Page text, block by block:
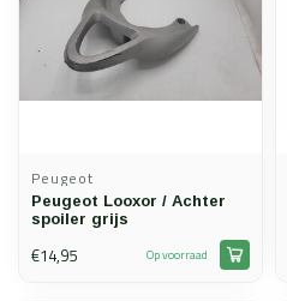
Peugeot
Peugeot Looxor / Achter
spoiler grijs
€14,95 Op voorraad